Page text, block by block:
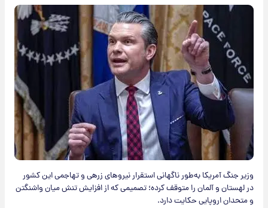
وزیر جنگ آمریکا به‌طور ناگهانی استقرار نیرو‌های زرهی و تهاجمی این کشور
در لهستان و آلمان را متوقف کرده؛ تصمیمی که از افزایش تنش میان واشنگتن
و متحدان اروپایی حکایت دارد.